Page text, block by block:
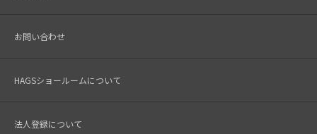
お問い合わせ
HAGSショールームについて
法人登録について